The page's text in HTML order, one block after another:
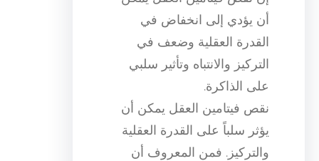
أن يؤدي إلى انخفاض في
القدرة العقلية وضعف في
التركيز والانتباه وتأثير سلبي
على الذاكرة.
نقص فيتامين العقل يمكن أن
يؤثر سلباً على القدرة العقلية
والتركيز. فمن المعروف أن